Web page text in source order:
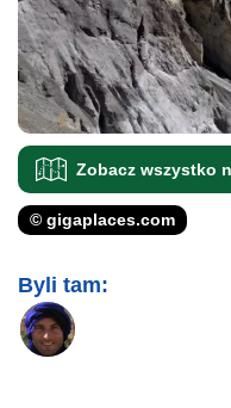
Zobacz wszystko
© gigaplaces.com
Byli tam: